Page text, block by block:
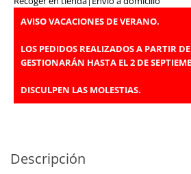
AVISO VACACIONES DE VERANO.
LOS PEDIDOS REALIZADOS A PARTIR
GESTIONARÁN HASTA EL 2 DE
DISCULPEN LAS MOLESTIAS.
Descripción